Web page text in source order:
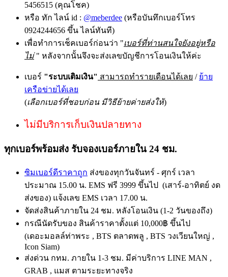
5456515 (คุณโชค)
หรือ ทัก ไลน์ id : @meberdee (หรือบันทึกเบอร์โทร
0924244656 ขึ้น ไลน์ทันที)
เพื่อทำการเช็คเบอร์ก่อนว่า "เบอร์ที่ท่านสนใจยังอยู่หรือ
ไม่" หลังจากนั้นจึงจะส่งเลขบัญชีการโอนเงินให้ค่ะ
เบอร์ "ระบบเติมเงิน" สามารถทำรายเดือนได้เลย / ย้าย
เครือข่ายได้เลย
(เลือกเบอร์ที่ชอบก่อน มีวิธีย้ายค่ายส่งให้)
ไม่มีบริการเก็บเงินปลายทาง
ทุกเบอร์พร้อมส่ง รับจองเบอร์ภายใน 24 ชม.
ซิมเบอร์ดีราคาถูก ส่งของทุกวันจันทร์ - ศุกร์ เวลา
ประมาณ 15.00 น. EMS ฟรี 3999 ขึ้นไป (เสาร์-อาทิตย์ งด
ส่งของ) แจ้งเลข EMS เวลา 17.00 น.
จัดส่งสินค้าภายใน 24 ชม. หลังโอนเงิน (1-2 วันของถึง)
กรณีนัดรับของ สินค้าราคาตั้งแต่ 10,000฿ ขึ้นไป
(เดอะมอลล์ท่าพระ , BTS ตลาดพลู , BTS วงเวียนใหญ่ ,
Icon Siam)
ส่งด่วน กทม. ภายใน 1-3 ชม. มีค่าบริการ LINE MAN ,
GRAB , แมส ตามระยะทางจริง